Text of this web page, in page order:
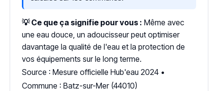
💡 Ce que ça signifie pour vous : Même avec
une eau douce, un adoucisseur peut optimiser
davantage la qualité de l'eau et la protection de
vos équipements sur le long terme.
Source : Mesure officielle Hub'eau 2024 •
Commune : Batz-sur-Mer (44010)